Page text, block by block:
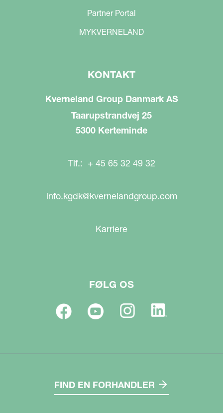
Partner Portal
MYKVERNELAND
KONTAKT
Kverneland Group Danmark AS
Taarupstrandvej 25
5300 Kerteminde
Tlf.: + 45 65 32 49 32
info.kgdk@kvernelandgroup.com
Karriere
FØLG OS
FIND EN FORHANDLER